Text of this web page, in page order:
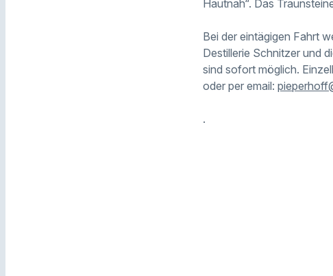
Hautnah“. Das
Bei der eintägigen Fahrt
Destillerie Schnitzer und
sind sofort möglich.
oder per email:
.